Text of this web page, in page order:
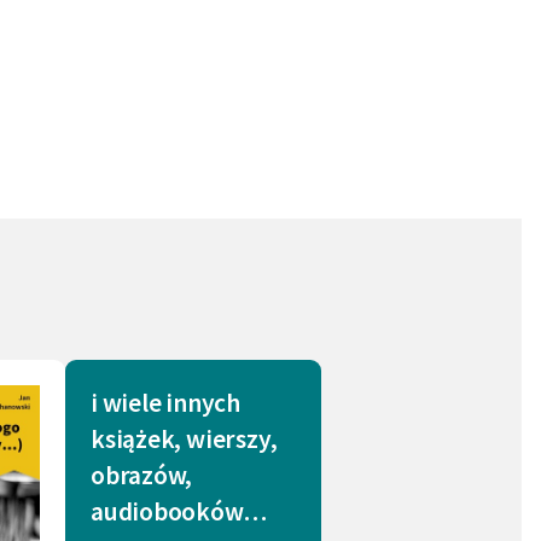
i wiele innych
książek, wierszy,
obrazów,
audiobooków…